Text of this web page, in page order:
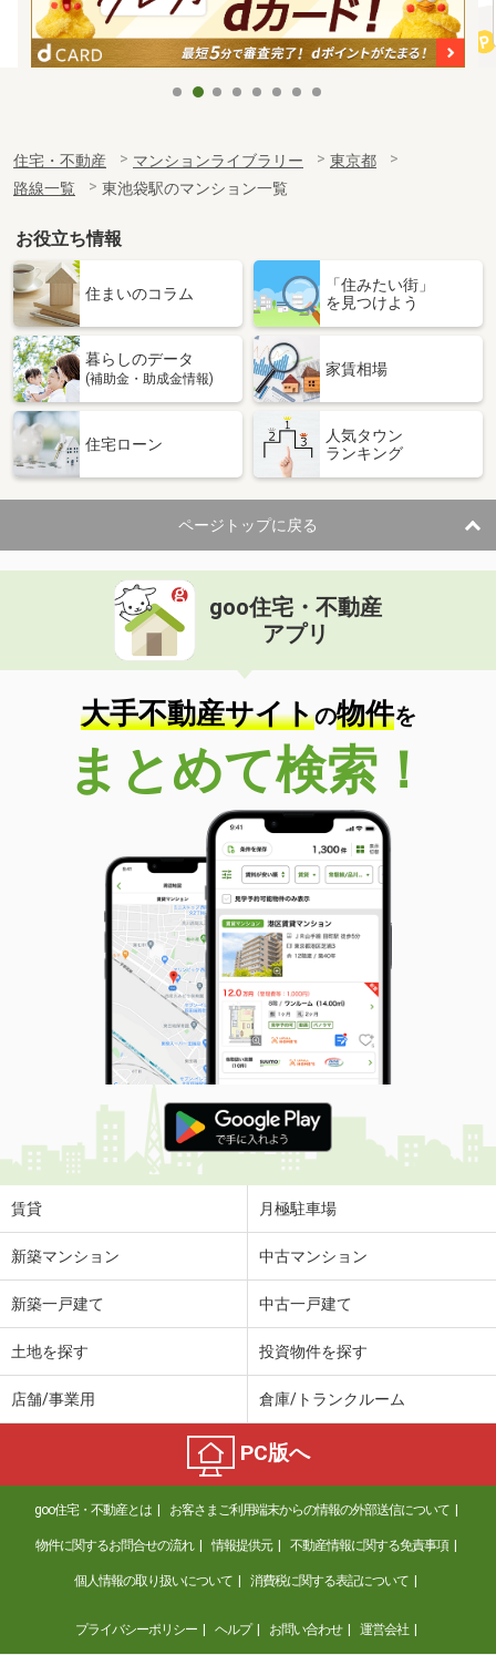
住宅・不動産 マンションライブラリー
東京都
路線一覧
東池袋駅のマンション一覧
お役立ち情報
住まいのコラム
「住みたい街」
を見つけよう
暮らしのデータ
(補助金・助成金情報)
家賃相場
住宅ローン
人気タウン
ランキング
ページトップに戻る
goo住宅・不動産
アプリ
大手不動産サイトの物件を
まとめて検索！
賃貸 月極駐車場
新築マンション 中古マンション
新築一戸建て 中古一戸建て
土地を探す 投資物件を探す
店舗/事業用 倉庫/トランクルーム
PC版へ
goo住宅・不動産とは お客さまご利用端末からの情報の外部送信について
物件に関するお問合せの流れ 情報提供元 不動産情報に関する免責事項
個人情報の取り扱いについて 消費税に関する表記について
プライバシーポリシー ヘルプ お問い合わせ 運営会社